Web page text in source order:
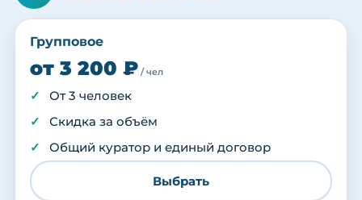
Групповое
от 3 200 ₽ / чел
От 3 человек
Скидка за объём
Общий куратор и единый договор
Выбрать